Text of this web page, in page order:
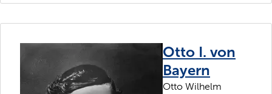
Otto I. von
Bayern
Otto Wilhelm